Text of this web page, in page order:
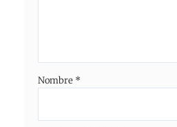
Nombre *